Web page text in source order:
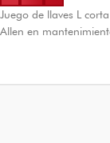
Juego de llaves L
Allen en